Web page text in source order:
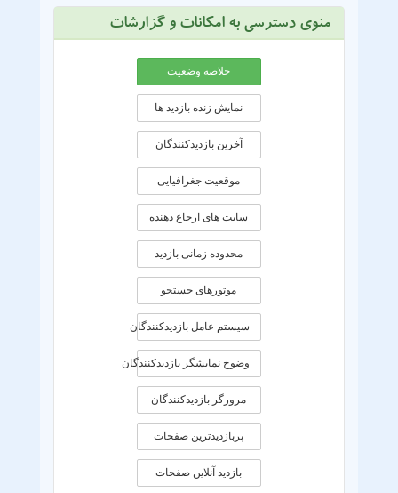
منوی دسترسی به امکانات و گزارشات
خلاصه وضعیت
نمایش زنده بازدید ها
آخرین بازدیدکنندگان
موقعيت جغرافيايی
سایت های ارجاع دهنده
محدوده زمانی بازديد
موتورهای جستجو
سیستم عامل بازدیدکنندگان
وضوح نمایشگر بازدیدکنندگان
مرورگر بازدیدکنندگان
پربازدیدترین صفحات
بازدید آنلاین صفحات